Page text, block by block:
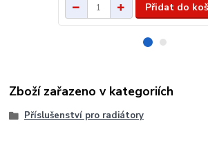
Přidat do
Zboží zařazeno v kategoriích
Příslušenství pro radiátory